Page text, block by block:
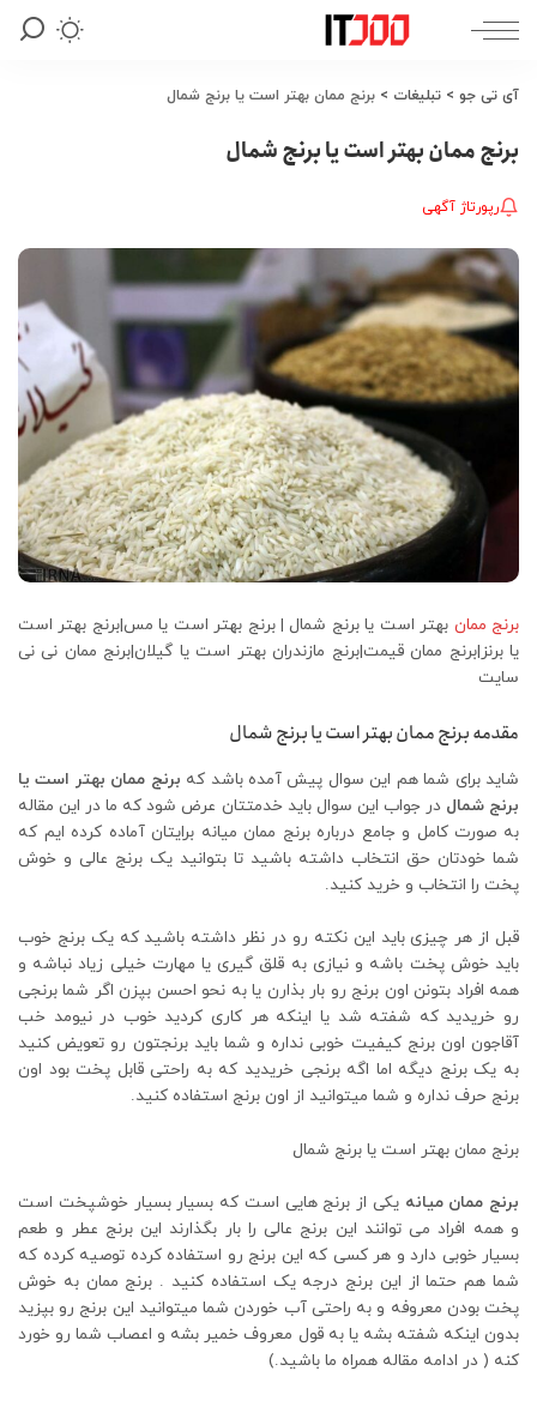
آی تی جو > تبلیغات > برنج ممان بهتر است یا برنج شمال
برنج ممان بهتر است یا برنج شمال
رپورتاژ آگهی
برنج ممان بهتر است یا برنج شمال | برنج بهتر است یا مس|برنج بهتر است
یا برنز|برنج ممان قیمت|برنج مازندران بهتر است یا گیلان|برنج ممان نی نی
سایت
مقدمه برنج ممان بهتر است یا برنج شمال
شاید برای شما هم این سوال پیش آمده باشد که برنج ممان بهتر است یا
برنج شمال در جواب این سوال باید خدمتتان عرض شود که ما در این مقاله
به صورت کامل و جامع درباره برنج ممان میانه برایتان آماده کرده ایم که
شما خودتان حق انتخاب داشته باشید تا بتوانید یک برنج عالی و خوش
پخت را انتخاب و خرید کنید.
قبل از هر چیزی باید این نکته رو در نظر داشته باشید که یک برنج خوب
باید خوش پخت باشه و نیازی به قلق گیری یا مهارت خیلی زیاد نباشه و
همه افراد بتونن اون برنج رو بار بذارن یا به نحو احسن بپزن اگر شما برنجی
رو خریدید که شفته شد یا اینکه هر کاری کردید خوب در نیومد خب
آقاجون اون برنج کیفیت خوبی نداره و شما باید برنجتون رو تعویض کنید
به یک برنج دیگه اما اگه برنجی خریدید که به راحتی قابل پخت بود اون
برنج حرف نداره و شما میتوانید از اون برنج استفاده کنید.
برنج ممان بهتر است یا برنج شمال
برنج ممان میانهیکی از برنج هایی است که بسیار بسیار خوشپخت است
و همه افراد می توانند این برنج عالی را بار بگذارند این برنج عطر و طعم
بسیار خوبی دارد و هر کسی که این برنج رو استفاده کرده توصیه کرده که
شما هم حتما از این برنج درجه یک استفاده کنید . برنج ممان به خوش
پخت بودن معروفه و به راحتی آب خوردن شما میتوانید این برنج رو بپزید
بدون اینکه شفته بشه یا به قول معروف خمیر بشه و اعصاب شما رو خورد
کنه ( در ادامه مقاله همراه ما باشید.)